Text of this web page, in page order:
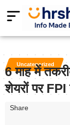
Uncategorized
6 माह में
शेयरों पर FPI
Share